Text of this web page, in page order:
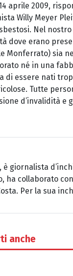
aprile 2009,
Willy Meyer
Nel
dove erano
Monferrato) sia
né in una
di essere nati
Tutte
d’invalidità
è giornalista
ha collaborato
Per la sua
anche